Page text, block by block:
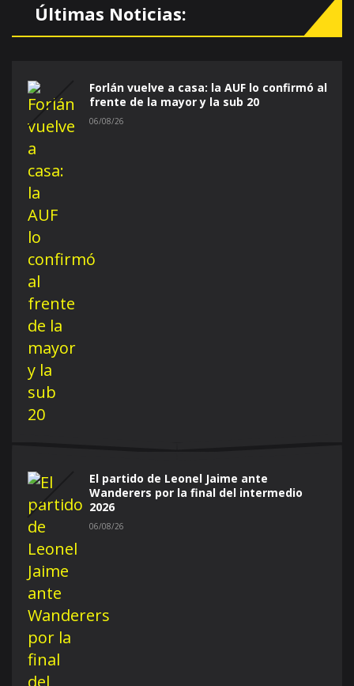
Últimas Noticias:
Forlán vuelve a casa: la AUF lo confirmó al
frente de la mayor y la sub 20
06/08/26
El partido de Leonel Jaime ante
Wanderers por la final del intermedio
2026
06/08/26